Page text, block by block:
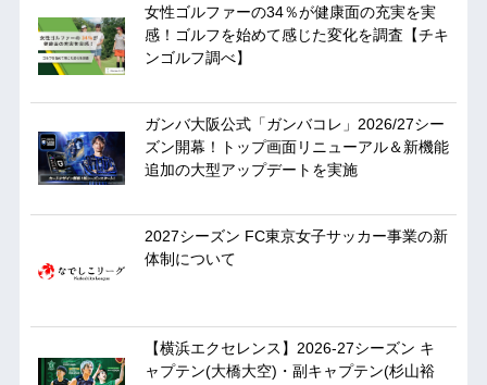
女性ゴルファーの34％が健康面の充実を実
感！ゴルフを始めて感じた変化を調査【チキ
ンゴルフ調べ】
ガンバ大阪公式「ガンバコレ」2026/27シー
ズン開幕！トップ画面リニューアル＆新機能
追加の大型アップデートを実施
2027シーズン FC東京女子サッカー事業の新
体制について
【横浜エクセレンス】2026-27シーズン キ
ャプテン(大橋大空)・副キャプテン(杉山裕